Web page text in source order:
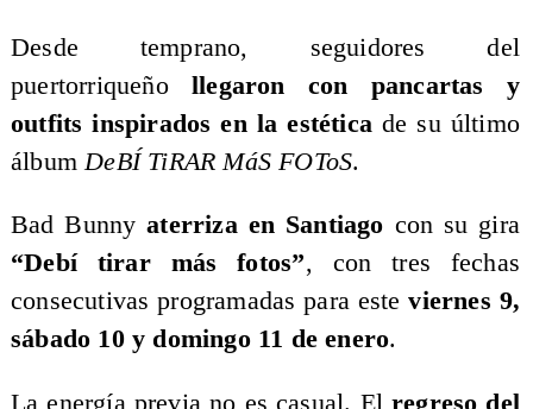
Desde temprano, seguidores del
puertorriqueñollegaron con pancartas y
outfits inspirados en la estética de su último
álbum DeBÍ TiRAR MáS FOToS.
Bad Bunnyaterriza en Santiago con su gira
“Debí tirar más fotos”, con tres fechas
consecutivas programadas para esteviernes 9,
sábado 10 y domingo 11 de enero.
La energía previa no es casual. El regreso del